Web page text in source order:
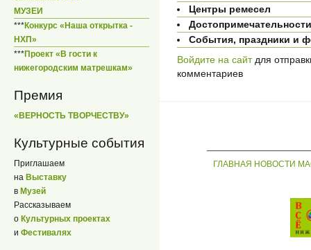
МУЗЕИ
***Конкурс «Наша открытка -
НХП»
***Проект «В гости к
нижегородским матрешкам»
Премия
«ВЕРНОСТЬ ТВОРЧЕСТВУ»
Культурные события
Приглашаем
на Выставку
в Музей
Рассказываем
о Культурных проектах
и Фестивалях
Центры ремесел
Достопримечательности
События, праздники и
Войдите на сайтдля
комментариев
ГЛАВНАЯ НОВОСТИ